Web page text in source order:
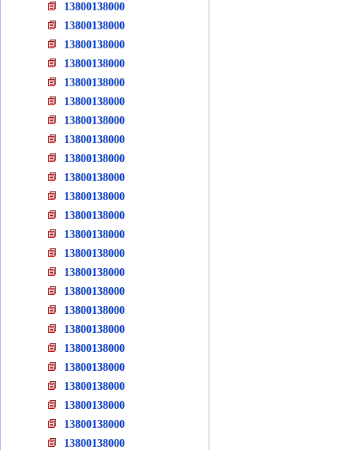
13800138000
13800138000
13800138000
13800138000
13800138000
13800138000
13800138000
13800138000
13800138000
13800138000
13800138000
13800138000
13800138000
13800138000
13800138000
13800138000
13800138000
13800138000
13800138000
13800138000
13800138000
13800138000
13800138000
13800138000